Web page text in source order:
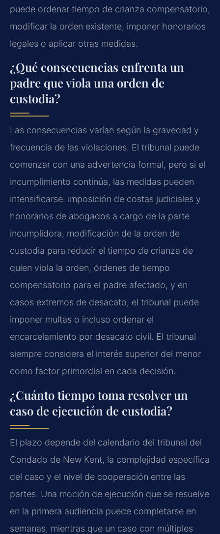
puede ordenar tiempo de crianza compensatorio,
modificar la orden existente, imponer honorarios
legales o aplicar otras medidas.
¿Qué consecuencias enfrenta un
padre que viola una orden de
custodia?
Las consecuencias varían según la gravedad y
frecuencia de las violaciones. El tribunal puede
comenzar con una advertencia formal, pero si el
incumplimiento continúa, las medidas pueden
intensificarse: imposición de costas judiciales y
honorarios de abogados a cargo de la parte
incumplidora, modificación de la orden de
custodia para reducir el tiempo de crianza de
quien viola la orden, órdenes de tiempo
compensatorio para el padre afectado, y en
casos extremos de desacato, el tribunal puede
imponer multas o incluso ordenar el
encarcelamiento por desacato civil. El tribunal
siempre considera el interés superior del menor
como factor primordial en cada decisión.
¿Cuánto tiempo toma resolver un
caso de ejecución de custodia?
El plazo depende del calendario del tribunal del
Condado de New Kent, la complejidad específica
del caso y el nivel de cooperación entre las
partes. Una moción de ejecución que se resuelve
en la primera audiencia puede completarse en
semanas, mientras que un caso con múltiples